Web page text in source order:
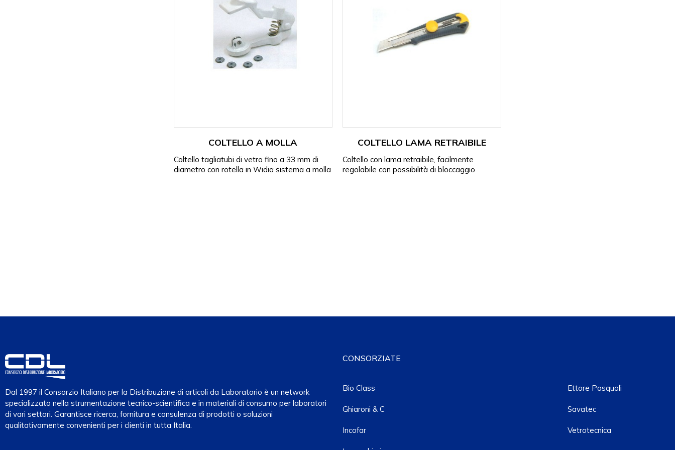
COLTELLO A MOLLA
Coltello tagliatubi di vetro fino a 33 mm di
diametro con rotella in Widia sistema a molla
COLTELLO LAMA RETRAIBILE
Coltello con lama retraibile, facilmente
regolabile con possibilità di bloccaggio
Dal 1997 il Consorzio Italiano per la Distribuzione di articoli da Laboratorio è un network
specializzato nella strumentazione tecnico-scientifica e in materiali di consumo per laboratori
di vari settori. Garantisce ricerca, fornitura e consulenza di prodotti o soluzioni
qualitativamente convenienti per i clienti in tutta Italia.
CONSORZIATE
Bio Class
Ghiaroni & C
Incofar
Ettore Pasquali
Savatec
Vetrotecnica